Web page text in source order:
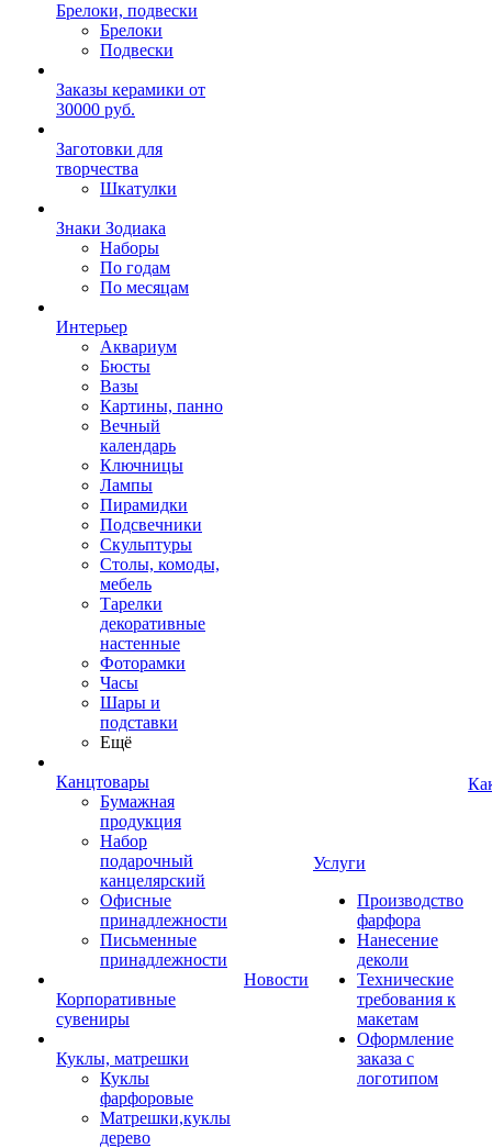
Брелоки, подвески
Брелоки
Подвески
Заказы керамики от
30000 руб.
Заготовки для
творчества
Шкатулки
Знаки Зодиака
Наборы
По годам
По месяцам
Интерьер
Аквариум
Бюсты
Вазы
Картины, панно
Вечный
календарь
Ключницы
Лампы
Пирамидки
Подсвечники
Скульптуры
Столы, комоды,
мебель
Тарелки
декоративные
настенные
Фоторамки
Часы
Шары и
подставки
Ещё
Канцтовары
Бумажная
продукция
Набор
подарочный
канцелярский
Офисные
принадлежности
Письменные
принадлежности
Корпоративные
сувениры
Куклы, матрешки
Куклы
фарфоровые
Матрешки,куклы
дерево
Новости
Услуги
Производство
фарфора
Нанесение
деколи
Технические
требования к
макетам
Оформление
заказа с
логотипом